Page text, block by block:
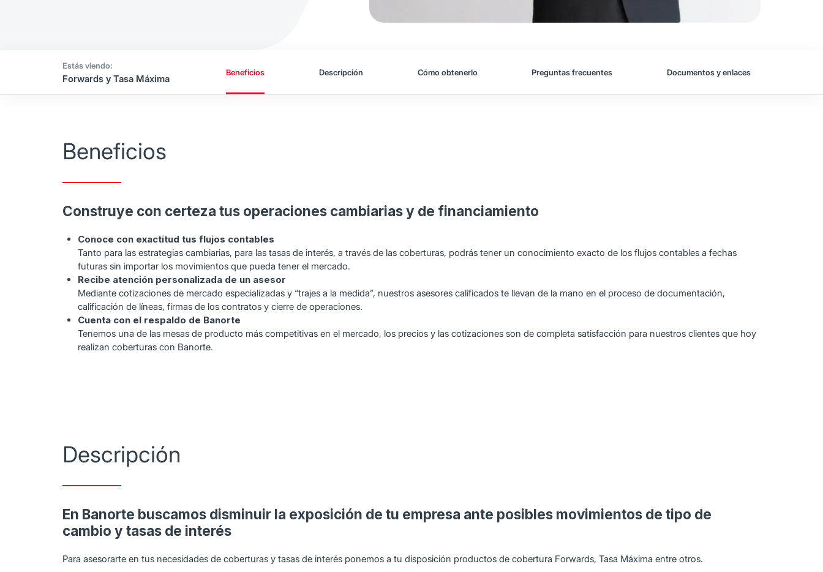
Forwards y Tasa Máxima
Beneficios Descripción Cómo obtenerlo Preguntas frecuentes Documentos y enlaces
Beneficios
Construye con certeza tus operaciones cambiarias y de financiamiento
Conoce con exactitud tus flujos contables
Tanto para las estrategias cambiarias, para las tasas de interés, a través de las coberturas, podrás tener un conocimiento exacto de los flujos contables a fechas
futuras sin importar los movimientos que pueda tener el mercado.
Recibe atención personalizada de un asesor
Mediante cotizaciones de mercado especializadas y “trajes a la medida”, nuestros asesores calificados te llevan de la mano en el proceso de documentación,
calificación de líneas, firmas de los contratos y cierre de operaciones.
Cuenta con el respaldo de Banorte
Tenemos una de las mesas de producto más competitivas en el mercado, los precios y las cotizaciones son de completa satisfacción para nuestros clientes que hoy
realizan coberturas con Banorte.
Descripción
En Banorte buscamos disminuir la exposición de tu empresa ante posibles movimientos de tipo de
cambio y tasas de interés
Para asesorarte en tus necesidades de coberturas y tasas de interés ponemos a tu disposición productos de cobertura Forwards, Tasa Máxima entre otros.